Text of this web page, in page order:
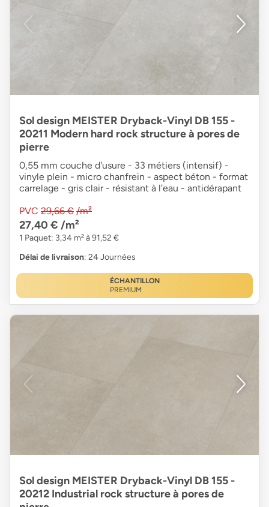
Sol design MEISTER Dryback-Vinyl DB 155 -
20211 Modern hard rock structure à pores de
pierre
0,55 mm couche d'usure - 33 métiers (intensif) -
vinyle plein - micro chanfrein - aspect béton - format
carrelage - gris clair - résistant à l'eau - antidérapant
PVC 29,66 € /m²
27,40 € /m²
1 Paquet: 3,34 m² à 91,52 €
Délai de livraison: 24 Journées
ÉCHANTILLON
PREMIUM
Sol design MEISTER Dryback-Vinyl DB 155 -
20212 Industrial rock structure à pores de